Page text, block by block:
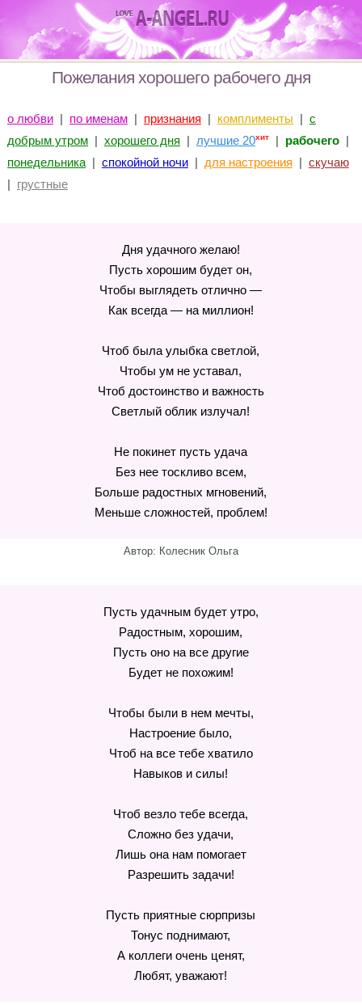
Пожелания хорошего рабочего дня
о любви| по именам| признания | комплименты | с
добрым утром| хорошего дня | лучшие 20хит| рабочего|
понедельника| спокойной ночи| для настроения | скучаю
| грустные
Дня удачного желаю!
Пусть хорошим будет он,
Чтобы выглядеть отлично —
Как всегда — на миллион!
Чтоб была улыбка светлой,
Чтобы ум не уставал,
Чтоб достоинство и важность
Светлый облик излучал!
Не покинет пусть удача
Без нее тоскливо всем,
Больше радостных мгновений,
Меньше сложностей, проблем!
Автор: Колесник Ольга
Пусть удачным будет утро,
Радостным, хорошим,
Пусть оно на все другие
Будет не похожим!
Чтобы были в нем мечты,
Настроение было,
Чтоб на все тебе хватило
Навыков и силы!
Чтоб везло тебе всегда,
Сложно без удачи,
Лишь она нам помогает
Разрешить задачи!
Пусть приятные сюрпризы
Тонус поднимают,
А коллеги очень ценят,
Любят, уважают!